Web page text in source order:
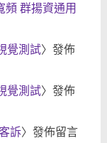
頻 群揚資通用
覺測試〉發佈
覺測試〉發佈
訴〉發佈留言